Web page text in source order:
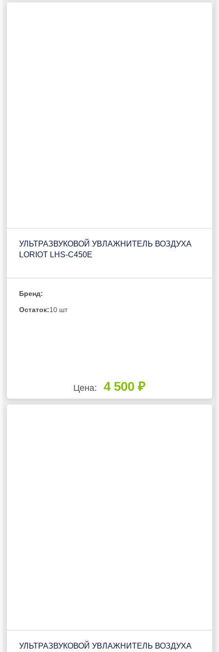
УЛЬТРАЗВУКОВОЙ УВЛАЖНИТЕЛЬ ВОЗДУХА
LORIOT LHS-C450E
Бренд:
Остаток:10 шт
Цена: 4 500 ₽
УЛЬТРАЗВУКОВОЙ УВЛАЖНИТЕЛЬ ВОЗДУХА